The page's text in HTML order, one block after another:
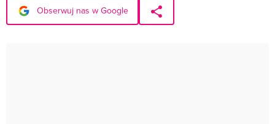
Obserwuj nas w Google